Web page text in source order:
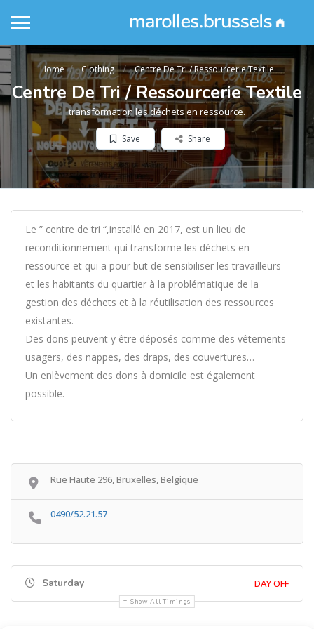
Home Clothing Centre De Tri / Ressourcerie Textile
Centre De Tri / Ressourcerie Textile
transformation les déchets en ressource.
Save Share
Le ” centre de tri “,installé en 2017, est un lieu de
reconditionnement qui transforme les déchets en
ressource et qui a pour but de sensibiliser les travailleurs
et les habitants du quartier à la problématique de la
gestion des déchets et à la réutilisation des ressources
existantes.
Des dons peuvent y être déposés comme des vêtements
usagers, des nappes, des draps, des couvertures…
Un enlèvement des dons à domicile est également
possible.
Rue Haute 296, Bruxelles, Belgique
0490/52.21.57
Saturday DAY OFF
Show All Timings